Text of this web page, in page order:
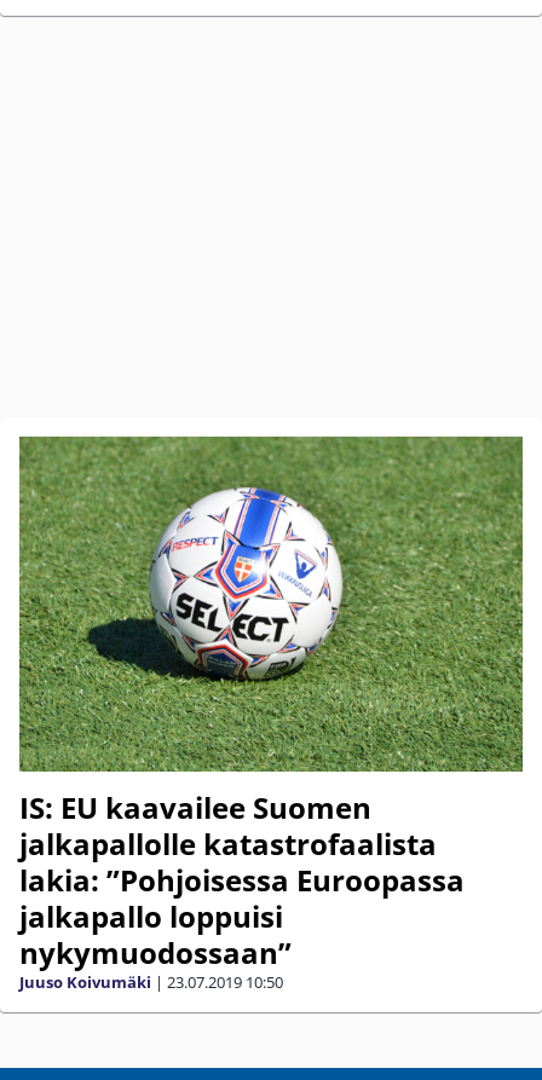
IS: EU kaavailee Suomen
jalkapallolle katastrofaalista
lakia: ”Pohjoisessa Euroopassa
jalkapallo loppuisi
nykymuodossaan”
Juuso Koivumäki | 23.07.2019 10:50